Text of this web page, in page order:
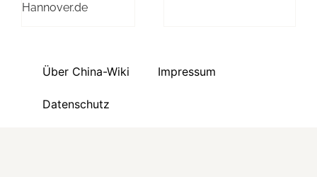
Hannover.de
Über China-Wiki Impressum
Datenschutz